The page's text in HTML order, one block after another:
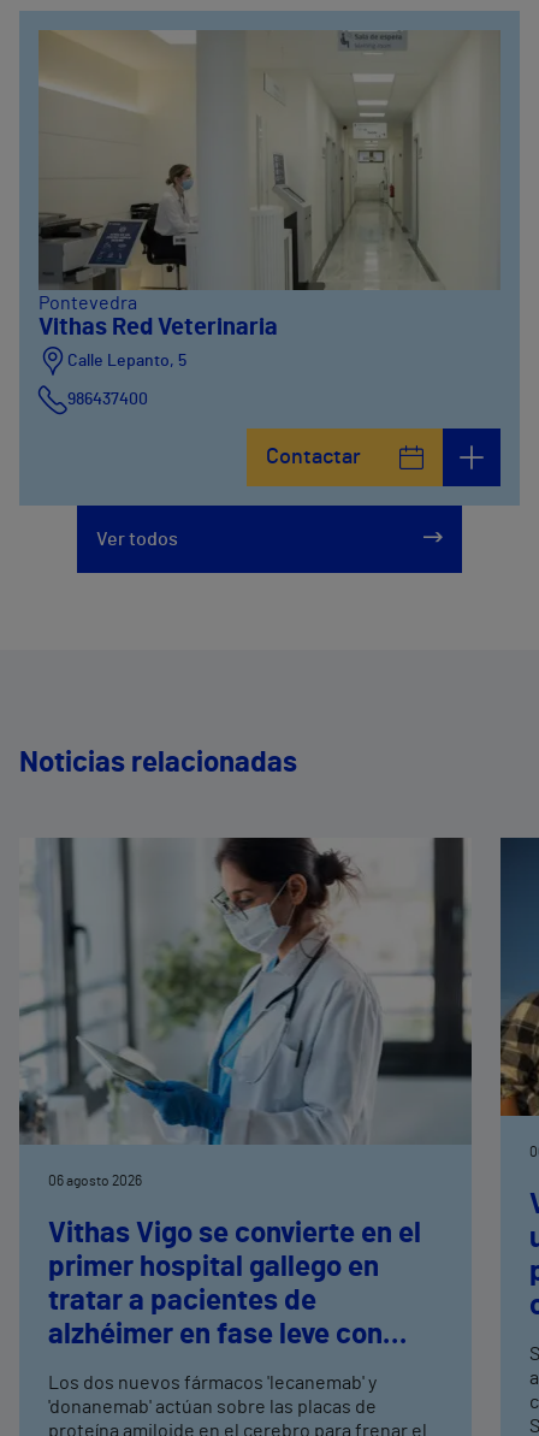
981067066
Pontevedra
Vithas Red Veterinaria
Calle Lepanto, 5
986437400
Contactar
Ver todos
Noticias relacionadas
06 agosto 2026
Vithas Vigo se convierte en el
primer hospital gallego en
tratar a pacientes de
alzhéimer en fase leve con
terapias antiamiloide
Los dos nuevos fármacos 'lecanemab' y
'donanemab' actúan sobre las placas de
proteína amiloide en el cerebro para frenar el